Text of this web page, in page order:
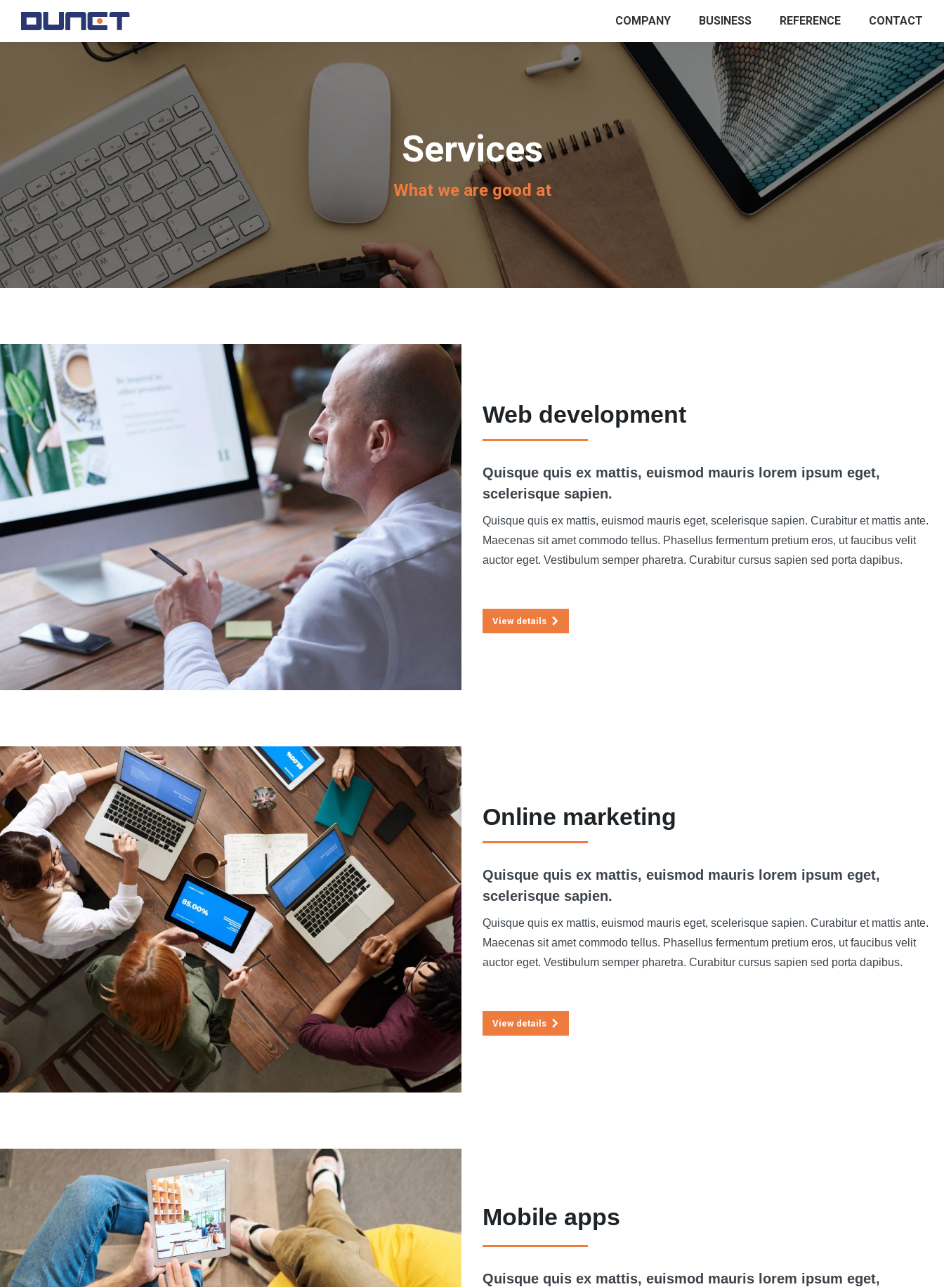
COMPANY BUSINESS REFERENCE CONTACT
Services
What we are good at
Web development
Quisque quis ex mattis, euismod mauris lorem ipsum eget,
scelerisque sapien.​
Quisque quis ex mattis, euismod mauris eget, scelerisque sapien. Curabitur et mattis ante.
Maecenas sit amet commodo tellus. Phasellus fermentum pretium eros, ut faucibus velit
auctor eget. Vestibulum semper pharetra. Curabitur cursus sapien sed porta dapibus.
View details
Online marketing
Quisque quis ex mattis, euismod mauris lorem ipsum eget,
scelerisque sapien.​
Quisque quis ex mattis, euismod mauris eget, scelerisque sapien. Curabitur et mattis ante.
Maecenas sit amet commodo tellus. Phasellus fermentum pretium eros, ut faucibus velit
auctor eget. Vestibulum semper pharetra. Curabitur cursus sapien sed porta dapibus.
View details
Mobile apps
Quisque quis ex mattis, euismod mauris lorem ipsum eget,